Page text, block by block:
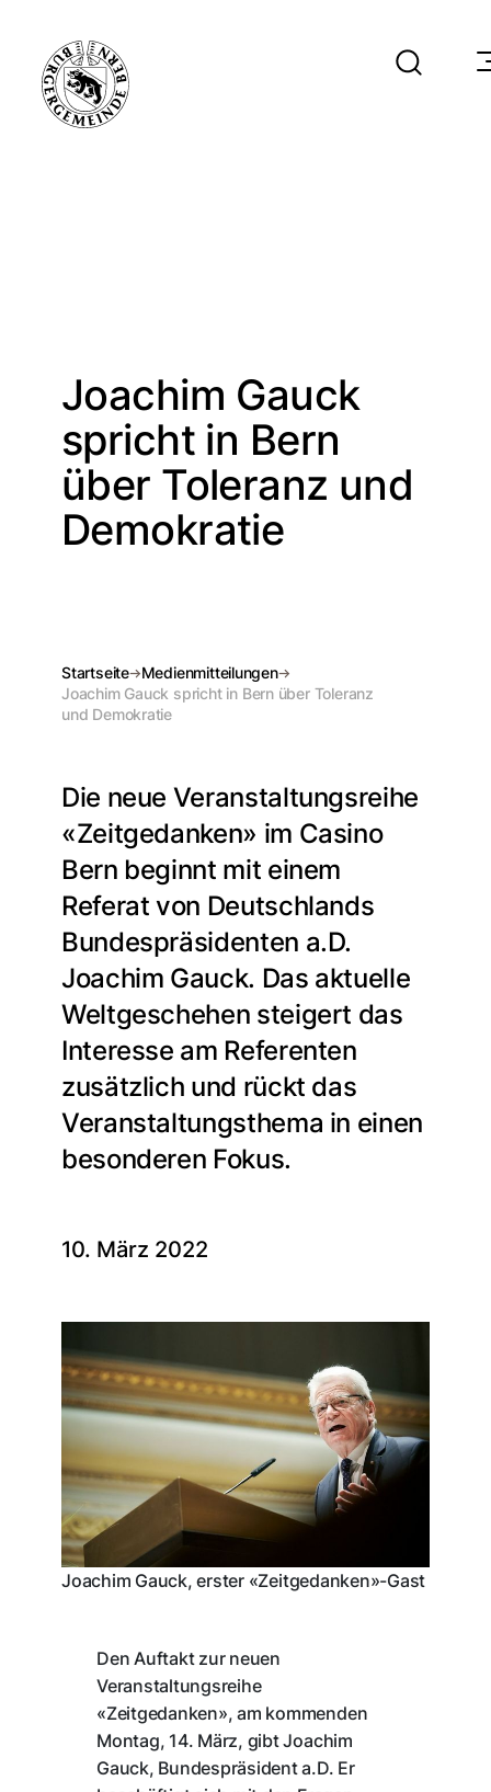
Joachim Gauck
spricht in Bern
über Toleranz und
Demokratie
Startseite
Medienmitteilungen
Joachim Gauck spricht in Bern über Toleranz
und Demokratie
Die neue Veranstaltungsreihe
«Zeitgedanken» im Casino
Bern beginnt mit einem
Referat von Deutschlands
Bundespräsidenten a.D.
Joachim Gauck. Das aktuelle
Weltgeschehen steigert das
Interesse am Referenten
zusätzlich und rückt das
Veranstaltungsthema in einen
besonderen Fokus.
10. März 2022
Joachim Gauck, erster «Zeitgedanken»-Gast
Den Auftakt zur neuen
Veranstaltungsreihe
«Zeitgedanken», am kommenden
Montag, 14. März, gibt Joachim
Gauck, Bundespräsident a.D. Er